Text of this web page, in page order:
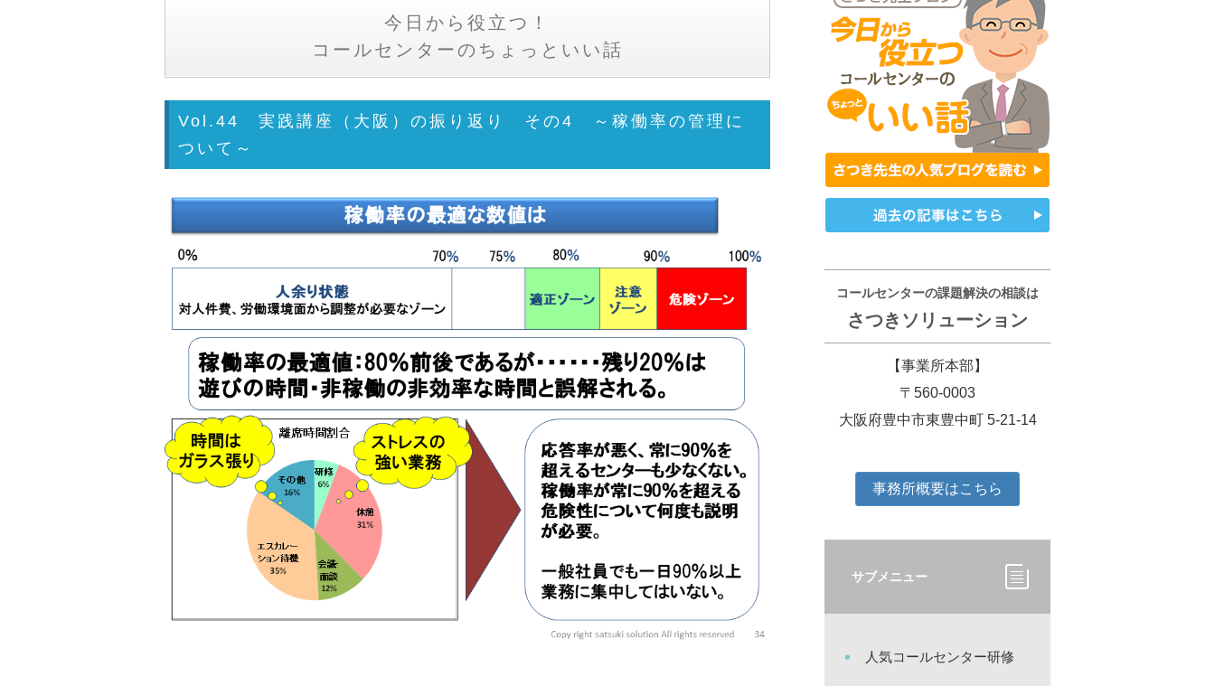
今日から役立つ！
コールセンターのちょっといい話
Vol.44 実践講座（大阪）の振り返り その4 ～稼働率の管理に
ついて～
コールセンターの課題解決の相談は
さつきソリューション
【事業所本部】
〒560-0003
大阪府豊中市東豊中町 5-21-14
事務所概要はこちら
サブメニュー
人気コールセンター研修